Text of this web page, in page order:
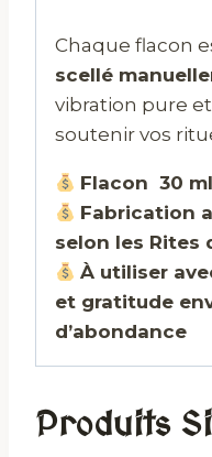
Chaque flacon
scellé
vibration pure
soutenir vos
Flacon 30 ml
Fabrication
selon les Rites
À utiliser
et gratitude
d’abondance
Produits